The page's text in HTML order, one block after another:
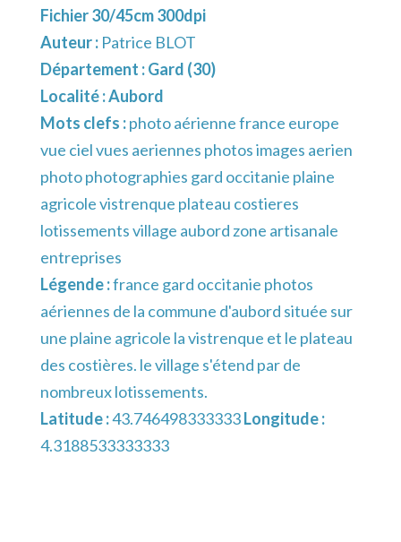
Fichier 30/45cm 300dpi
Auteur : Patrice BLOT
Département :Gard (30)
Localité :Aubord
Mots clefs :photo aérienne france europe
vue ciel vues aeriennes photos images aerien
photo photographies gard occitanie plaine
agricole vistrenque plateau costieres
lotissements village aubord zone artisanale
entreprises
Légende :france gard occitanie photos
aériennes de la commune d'aubord située sur
une plaine agricole la vistrenque et le plateau
des costières. le village s'étend par de
nombreux lotissements.
Latitude :43.746498333333Longitude :
4.3188533333333